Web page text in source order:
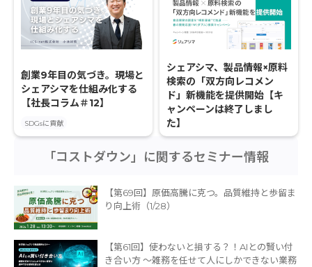
創業9年目の気づき。現場と
シェアシマを仕組み化する
【社長コラム＃12】
SDGsに貢献
シェアシマ、製品情報×原料
検索の「双方向レコメン
ド」新機能を提供開始【キ
ャンペーンは終了しまし
た】
「コストダウン」に関するセミナー情報
【第69回】原価高騰に克つ。品質維持と歩留ま
り向上術（1/28）
【第61回】使わないと損する？！AIとの賢い付
き合い方 ～雑務を任せて人にしかできない業務